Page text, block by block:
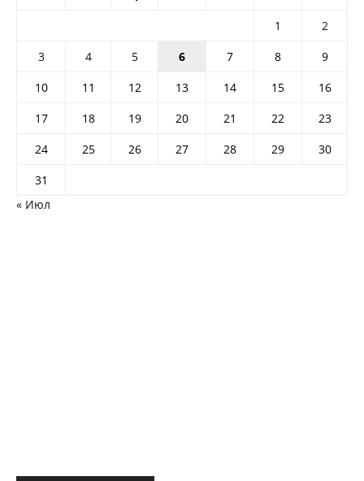
1
2
3
4 5 6 7 8
9
10
11 12 13 14 15
16
17
18 19 20 21 22
23
24
25 26 27 28 29
30
31
« Июл